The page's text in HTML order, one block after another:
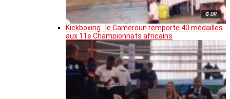
© DR
Kickboxing : le Cameroun remporte 40 médailles
aux 11e Championnats africains